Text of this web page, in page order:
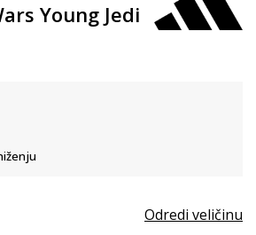
Young Jedi
Odredi veličinu